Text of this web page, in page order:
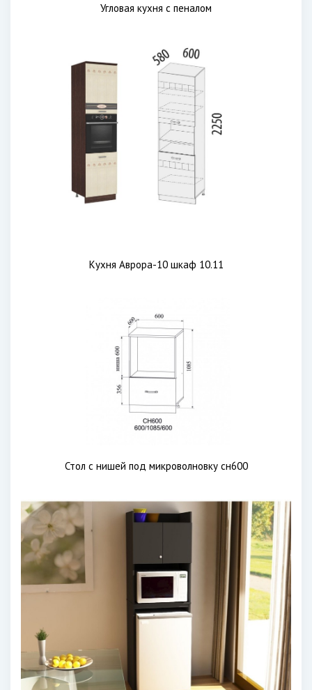
Угловая кухня с пеналом
Кухня Аврора-10 шкаф 10.11
Стол с нишей под микроволновку сн600